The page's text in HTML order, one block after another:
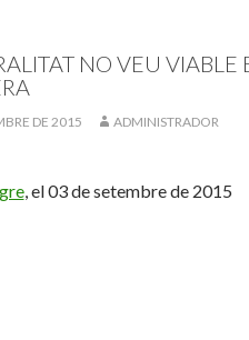
NO VEU VIABLE
DE 2015 ADMINISTRADOR
, el 03 de setembre de 2015